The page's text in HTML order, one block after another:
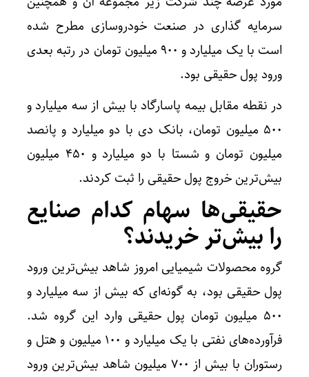
سرمایه گذاری در صنعت خودروسازی مطرح شده
است با یک میلیارد و ۹۰۰ میلیون تومان در رتبه بعدی
ورود پول حقیقی بود.
در نقطه مقابل بیمه پاسارگاد با بیش از سه میلیارد و
۵۰۰ میلیون تومان، بانک دی با دو میلیارد و پانصد
میلیون تومان و شستا با دو میلیارد و ۴۵۰ میلیون
بیش‌ترین خروج پول حقیقی را ثبت کردند.
حقیقی‌ها سهام کدام صنایع
را بیش‌تر خریدند؟
گروه محصولات شیمیایی امروز شاهد بیش‌ترین ورود
پول حقیقی بود، به گونه‌ای که بیش از سه میلیارد و
۵۰۰ میلیون تومان پول حقیقی وارد این گروه شد.
فرآورده‌های نفتی با یک میلیارد و ۱۰۰ میلیون و هتل و
رستوران با بیش از ۷۰۰ میلیون شاهد بیش‌ترین ورود